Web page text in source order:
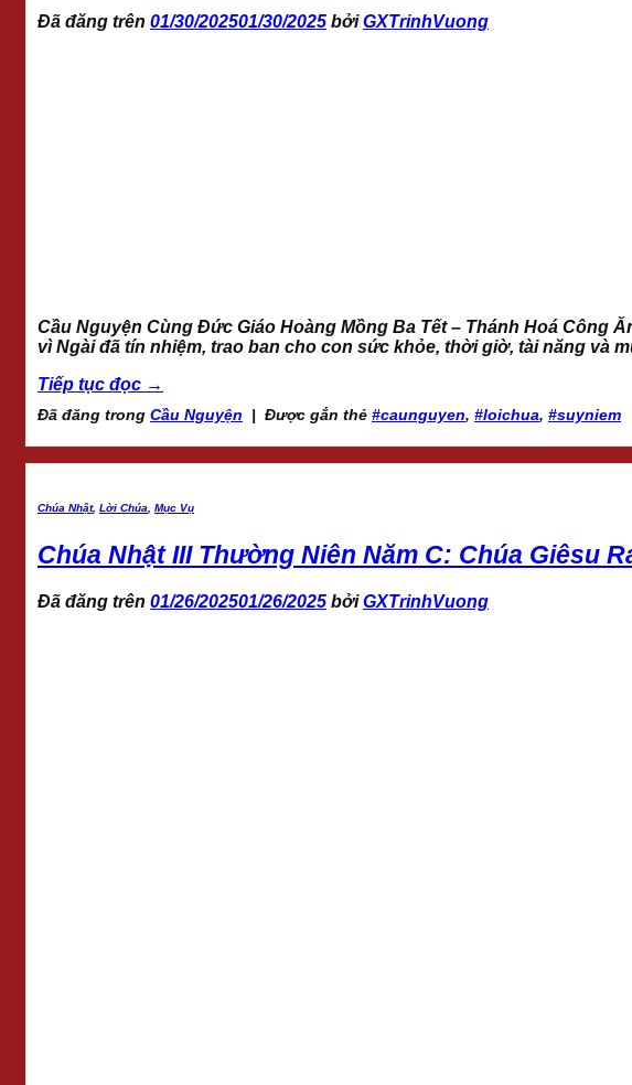
Đã đăng trên 01/30/202501/30/2025 bởiGXTrinhVuong
Cầu Nguyện Cùng Đức Giáo Hoàng Mồng Ba Tết – Thánh Hoá Công
vì Ngài đã tín nhiệm, trao ban cho con sức khỏe, thời giờ, tài năng và
Tiếp tục đọc →
Đã đăng trong Cầu Nguyện | Được gắn thẻ #caunguyen, #loichua, #suyniem
Chúa Nhật, Lời Chúa Mục Vụ
Chúa Nhật III Thường Niên Năm C: Chúa Giêsu
Đã đăng trên 01/26/202501/26/2025 bởiGXTrinhVuong